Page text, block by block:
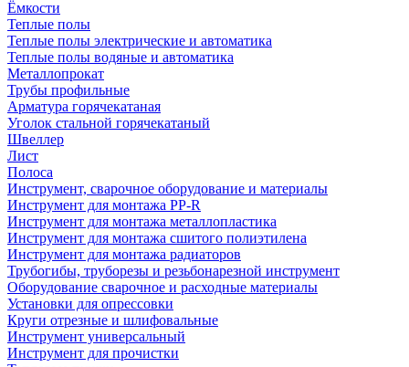
Ёмкости
Теплые полы
Теплые полы электрические и автоматика
Теплые полы водяные и автоматика
Металлопрокат
Трубы профильные
Арматура горячекатаная
Уголок стальной горячекатаный
Швеллер
Лист
Полоса
Инструмент, сварочное оборудование и материалы
Инструмент для монтажа PP-R
Инструмент для монтажа металлопластика
Инструмент для монтажа сшитого полиэтилена
Инструмент для монтажа радиаторов
Трубогибы, труборезы и резьбонарезной инструмент
Оборудование сварочное и расходные материалы
Установки для опрессовки
Круги отрезные и шлифовальные
Инструмент универсальный
Инструмент для прочистки